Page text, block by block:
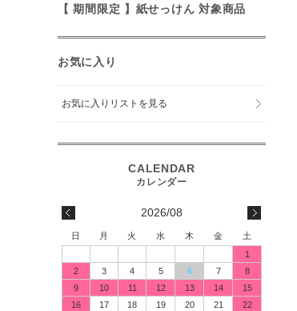
【 期間限定 】紙せっけん 対象商品
お気に入り
お気に入りリストを見る
2026/08
日 月 火 水 木 金
土
1
2
3 4 5 6 7
8
9
10 11 12 13 14
15
16
17 18 19 20 21
22